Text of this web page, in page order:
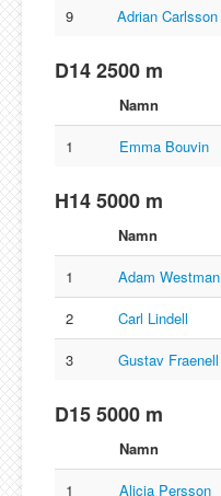
9
Adrian Carlsson
D14 2500 m
Namn
1
Emma Bouvin
H14 5000 m
Namn
1
Adam Westman
2
Carl Lindell
3
Gustav Fraenell
D15 5000 m
Namn
1
Alicia Persson